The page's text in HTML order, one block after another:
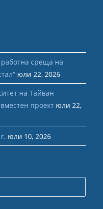
среща на
юли 22, 2026
на Тайван
проект юли 22,
юли 10, 2026